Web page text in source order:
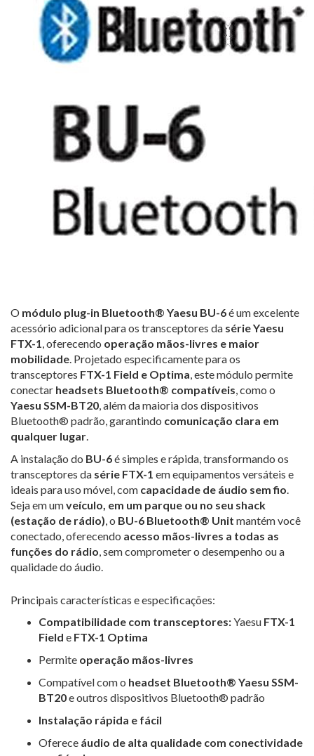
O módulo plug-in Bluetooth® Yaesu BU-6é um excelente
acessório adicional para os transceptores da série Yaesu
FTX-1 , oferecendo operação mãos-livres e maior
mobilidade . Projetado especificamente para os
transceptores FTX-1 Field e Optima , este módulo permite
conectar headsets Bluetooth® compatíveis , como o
Yaesu SSM-BT20 , além da maioria dos dispositivos
Bluetooth® padrão, garantindo comunicação clara em
qualquer lugar
A instalação do BU-6é simples e rápida, transformando os
transceptores da série FTX-1 em equipamentos versáteis e
ideais para uso móvel, com capacidade de áudio sem fio
Seja em umveículo, em um parque ou no seu shack
(estação de rádio) , o BU-6 Bluetooth® Unit mantém você
conectado, oferecendo acesso mãos-livres a todas as
funções do rádio , sem comprometer o desempenho ou a
qualidade do áudio.
Principais características e especificações:
Compatibilidade com transceptores:Yaesu FTX-1
Field e FTX-1 Optima
Permite operação mãos-livres
Compatível com o headset Bluetooth® Yaesu SSM-
BT20e outros dispositivos Bluetooth® padrão
Instalação rápida e fácil
Oferece áudio de alta qualidade com conectividade